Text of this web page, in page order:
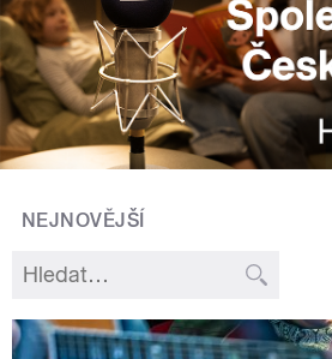
NEJNOVĚJŠÍ